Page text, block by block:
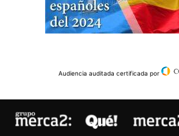
Audiencia auditada certificada por